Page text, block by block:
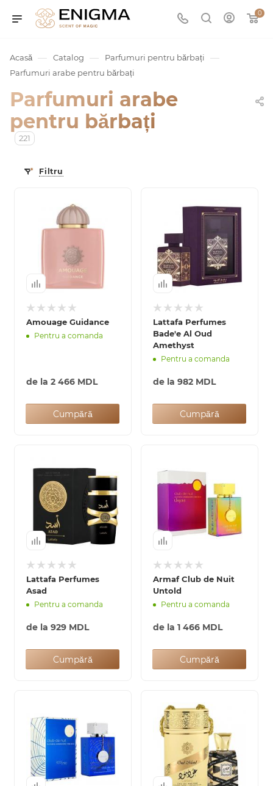
0
vândute
de lei
Acasă — Catalog — Parfumuri pentru bărbați —
Parfumuri arabe pentru bărbați
Parfumuri arabe
pentru bărbați
221
Filtru
Amouage Guidance
Pentru a comanda
de la 2 466 MDL
Cumpără
Lattafa Perfumes
Bade'e Al Oud
Amethyst
Pentru a comanda
de la 982 MDL
Cumpără
Lattafa Perfumes
Asad
Pentru a comanda
de la 929 MDL
Cumpără
Armaf Club de Nuit
Untold
Pentru a comanda
de la 1 466 MDL
Cumpără